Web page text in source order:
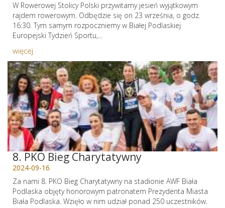
W Rowerowej Stolicy Polski przywitamy jesień wyjątkowym
rajdem rowerowym. Odbędzie się on 23 września, o godz.
16:30. Tym samym rozpoczniemy w Białej Podlaskiej
Europejski Tydzień Sportu,...
więcej
8. PKO Bieg Charytatywny
2024-09-16
Za nami 8. PKO Bieg Charytatywny na stadionie AWF Biała
Podlaska objęty honorowym patronatem Prezydenta Miasta
Biała Podlaska. Wzięło w nim udział ponad 250 uczestników.